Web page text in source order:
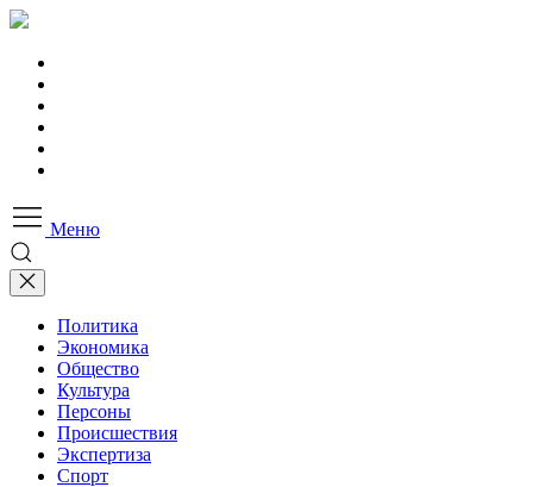
Меню
Политика
Экономика
Общество
Культура
Персоны
Происшествия
Экспертиза
Спорт